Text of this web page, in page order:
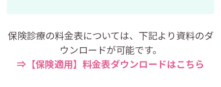
保険診療の料金表については、下記より資料のダ
ウンロードが可能です。
⇒【保険適用】料金表ダウンロードはこちら